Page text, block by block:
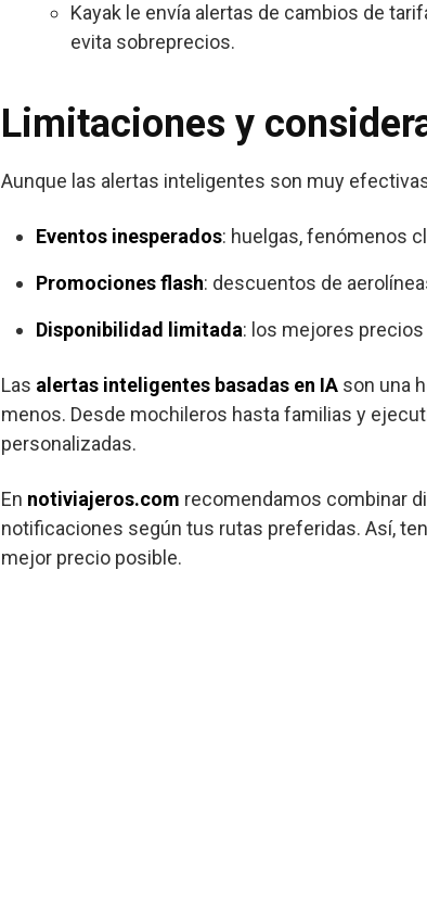
Kayak le envía alertas de cambios de
evita sobreprecios.
Limitaciones y
Aunque las alertas inteligentes son muy
Eventos inesperados: huelgas, fenómenos
Promociones flash: descuentos de
Disponibilidad limitada: los mejores
Las alertas inteligentes basadas en IA son una
menos. Desde mochileros hasta familias y
personalizadas.
En notiviajeros.com recomendamos combinar
notificaciones según tus rutas preferidas. Así,
mejor precio posible.